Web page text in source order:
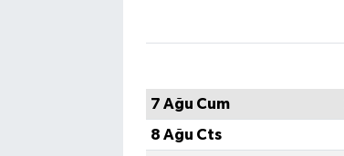
7 Ağu Cum
8 Ağu Cts